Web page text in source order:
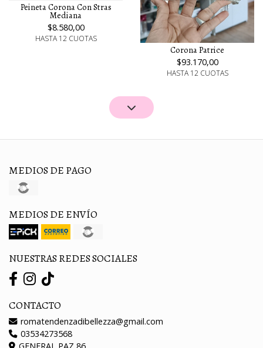
Peineta Corona Con Stras
Mediana
$8.580,00
HASTA 12 CUOTAS
Corona Patrice
$93.170,00
HASTA 12 CUOTAS
MEDIOS DE PAGO
MEDIOS DE ENVÍO
NUESTRAS REDES SOCIALES
CONTACTO
romatendenzadibellezza@gmail.com
03534273568